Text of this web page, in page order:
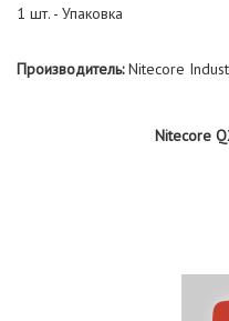
1 шт. - Упаковка
Производитель:Nitecore
Nitecore